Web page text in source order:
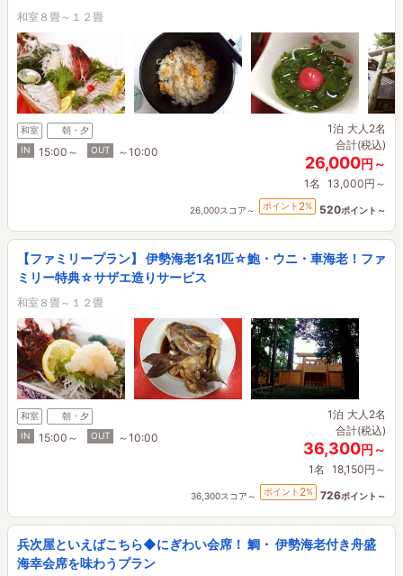
和室８畳～１２畳
和室
朝・夕
IN
15:00～ OUT ～10:00
1泊 大人2名
合計(税込)
26,000円～
1名 13,000円～
26,000スコア～ ポイント 2% 520ポイント～
【ファミリープラン】 伊勢海老1名1匹☆鮑・ウニ・車海老！ファ
ミリー特典☆サザエ造りサービス
和室８畳～１２畳
和室
朝・夕
IN
15:00～ OUT ～10:00
1泊 大人2名
合計(税込)
36,300円～
1名 18,150円～
36,300スコア～ ポイント 2% 726ポイント～
兵次屋といえばこちら◆にぎわい会席！ 鯛・ 伊勢海老付き舟盛
海幸会席を味わうプラン